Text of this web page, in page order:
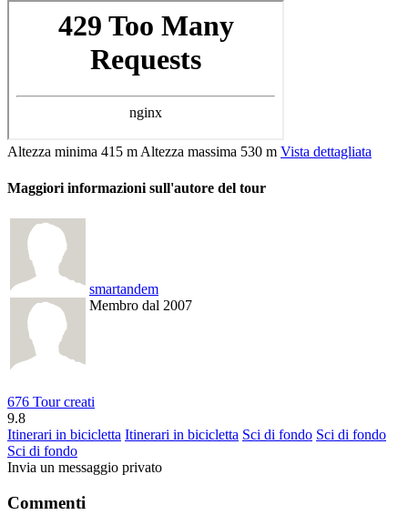
Altezza minima 415 m Altezza massima 530 m Vista dettagliata
Maggiori informazioni sull'autore del tour
smartandem
Membro dal 2007
676 Tour creati
9.8
Itinerari in bicicletta Itinerari in bicicletta Sci di fondo Sci di fondo
Sci di fondo
Invia un messaggio privato
Commenti